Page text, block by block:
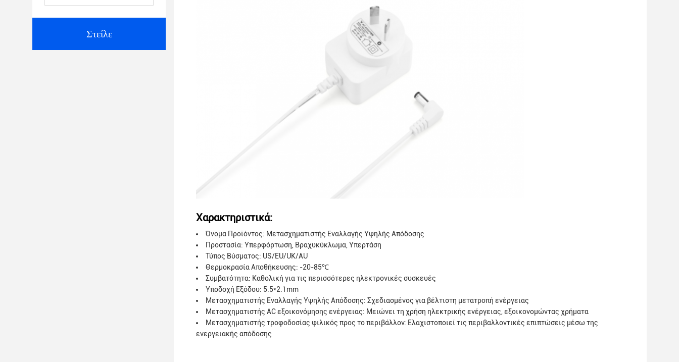
Στείλε
Χαρακτηριστικά:
Όνομα Προϊόντος: Μετασχηματιστής Εναλλαγής Υψηλής Απόδοσης
Προστασία: Υπερφόρτωση, Βραχυκύκλωμα, Υπερτάση
Τύπος Βύσματος: US/EU/UK/AU
Θερμοκρασία Αποθήκευσης: -20-85℃
Συμβατότητα: Καθολική για τις περισσότερες ηλεκτρονικές συσκευές
Υποδοχή Εξόδου: 5.5*2.1mm
Μετασχηματιστής Εναλλαγής Υψηλής Απόδοσης: Σχεδιασμένος για βέλτιστη μετατροπή ενέργειας
Μετασχηματιστής AC εξοικονόμησης ενέργειας: Μειώνει τη χρήση ηλεκτρικής ενέργειας, εξοικονομώντας χρήματα
Μετασχηματιστής τροφοδοσίας φιλικός προς το περιβάλλον: Ελαχιστοποιεί τις περιβαλλοντικές επιπτώσεις μέσω της
ενεργειακής απόδοσης